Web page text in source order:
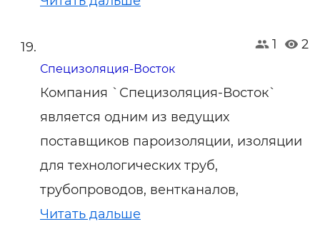
1 2
Специзоляция-Восток
Компания `Специзоляция-Восток`
является одним из ведущих
поставщиков пароизоляции, изоляции
для технологических труб,
трубопроводов, вентканалов,
Читать дальше